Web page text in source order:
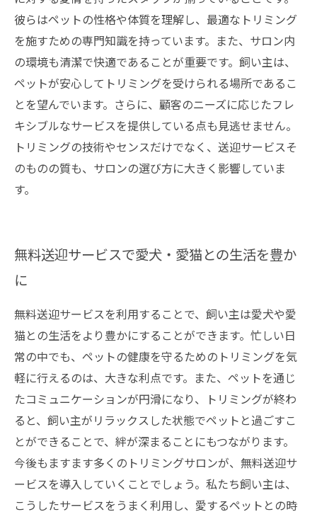
彼らはペットの性格や体質を理解し、最適なトリミング
を施すための専門知識を持っています。また、サロン内
の環境も清潔で快適であることが重要です。飼い主は、
ペットが安心してトリミングを受けられる場所であるこ
とを望んでいます。さらに、顧客のニーズに応じたフレ
キシブルなサービスを提供している点も見逃せません。
トリミングの技術やセンスだけでなく、送迎サービスそ
のものの質も、サロンの選び方に大きく影響していま
す。
無料送迎サービスで愛犬・愛猫との生活を豊か
に
無料送迎サービスを利用することで、飼い主は愛犬や愛
猫との生活をより豊かにすることができます。忙しい日
常の中でも、ペットの健康を守るためのトリミングを気
軽に行えるのは、大きな利点です。また、ペットを通じ
たコミュニケーションが円滑になり、トリミングが終わ
ると、飼い主がリラックスした状態でペットと過ごすこ
とができることで、絆が深まることにもつながります。
今後もますます多くのトリミングサロンが、無料送迎サ
ービスを導入していくことでしょう。私たち飼い主は、
こうしたサービスをうまく利用し、愛するペットとの時